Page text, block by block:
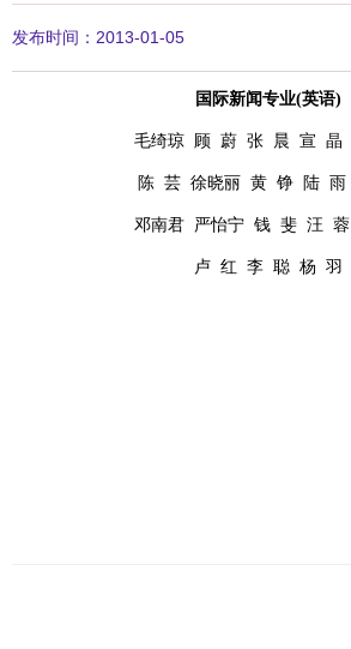
发布时间：2013-01-05
国际新闻专业(英语)
毛绮琼 顾 蔚 张 晨 宣 晶
陈 芸 徐晓丽 黄 铮 陆 雨
邓南君 严怡宁 钱 斐 汪 蓉
卢 红 李 聪 杨 羽